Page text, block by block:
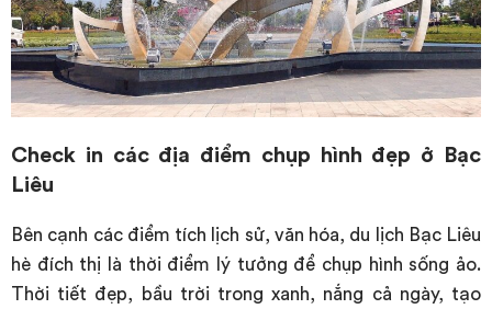
Check in các địa điểm chụp hình đẹp ở Bạc
Liêu
Bên cạnh các điểm tích lịch sử, văn hóa, du lịch Bạc Liêu
hè đích thị là thời điểm lý tưởng để chụp hình sống ảo.
Thời tiết đẹp, bầu trời trong xanh, nắng cả ngày, tạo